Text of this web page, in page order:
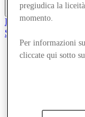
Altro
Il Club
Salvata
it
Negozi
Pianifica la
pregiudica la
momento.
Per informazioni
cliccate qui sotto